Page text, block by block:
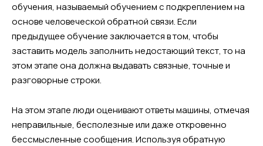
обучения, называемый обучением с подкреплением на
основе человеческой обратной связи. Если
предыдущее обучение заключается в том, чтобы
заставить модель заполнить недостающий текст, то на
этом этапе она должна выдавать связные, точные и
разговорные строки.
На этом этапе люди оценивают ответы машины, отмечая
неправильные, бесполезные или даже откровенно
бессмысленные сообщения. Используя обратную